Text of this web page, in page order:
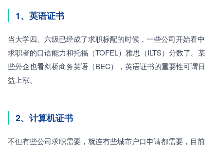
1、英语证书
当大学四、六级已经成了求职标配的时候，一些公司开始看中
求职者的口语能力和托福（TOFEL）雅思（ILTS）分数了。某
些外企也看剑桥商务英语（BEC），英语证书的重要性可谓日
益上涨。
2、计算机证书
不但有些公司求职需要，就连有些城市户口申请都需要，目前